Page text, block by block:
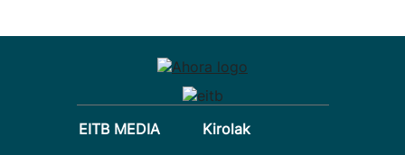
EITB MEDIA
Kirolak